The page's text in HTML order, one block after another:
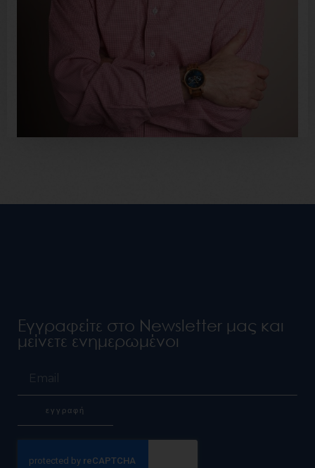
Εγγραφείτε στο Newsletter μας και
μείνετε ενημερωμένοι
εγγραφή